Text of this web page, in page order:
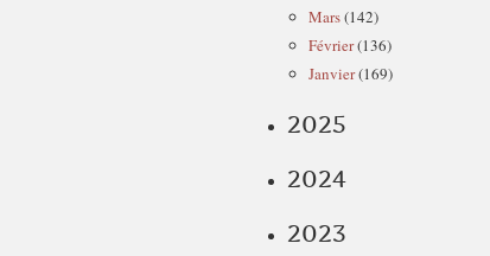
Mars(142)
Février(136)
Janvier(169)
2025
2024
2023